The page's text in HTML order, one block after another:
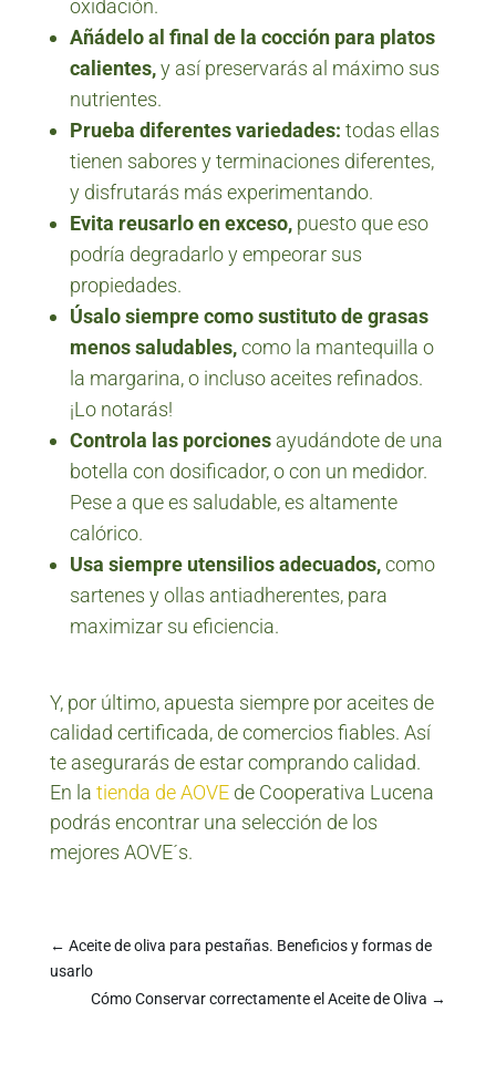
oxidación.
Añádelo al final de la cocción para platos
calientes,y así preservarás al máximo sus
nutrientes.
Prueba diferentes variedades: todas ellas
tienen sabores y terminaciones diferentes,
y disfrutarás más experimentando.
Evita reusarlo en exceso,puesto que eso
podría degradarlo y empeorar sus
propiedades.
Úsalo siempre como sustituto de grasas
menos saludables,como la mantequilla o
la margarina, o incluso aceites refinados.
¡Lo notarás!
Controla las porcionesayudándote de una
botella con dosificador, o con un medidor.
Pese a que es saludable, es altamente
calórico.
Usa siempre utensilios adecuados,como
sartenes y ollas antiadherentes, para
maximizar su eficiencia.
Y, por último, apuesta siempre por aceites de
calidad certificada, de comercios fiables. Así
te asegurarás de estar comprando calidad.
En la tienda de AOVEde Cooperativa Lucena
podrás encontrar una selección de los
mejores AOVE´s.
← Aceite de oliva para pestañas. Beneficios y formas de
usarlo
Cómo Conservar correctamente el Aceite de Oliva →